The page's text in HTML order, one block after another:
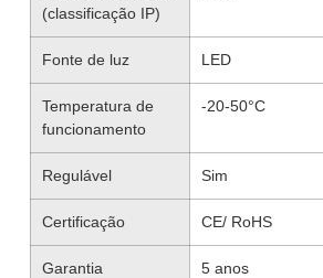
(classificação IP)
Fonte de luz LED
Temperatura de
funcionamento
-20-50°C
Regulável Sim
Certificação CE/ RoHS
Garantia 5 anos